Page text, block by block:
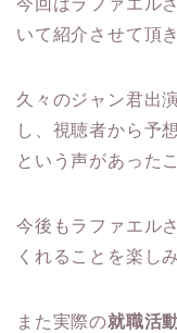
今回はラファエル
いて紹介させて頂
久々のジャン君出
し、視聴者から予
という声があった
今後もラファエル
くれることを楽し
また実際の就職活